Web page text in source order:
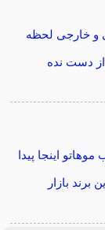
و خارجی لحظه
دست نده
اینجا پیدا
برند بازار